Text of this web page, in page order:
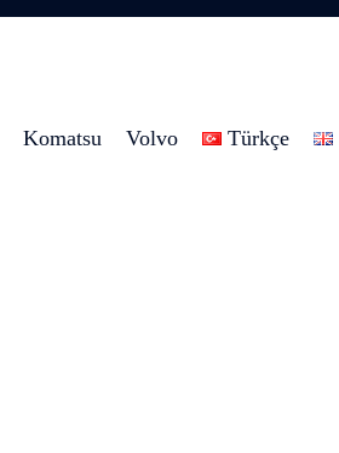
Komatsu Volvo Türkçe